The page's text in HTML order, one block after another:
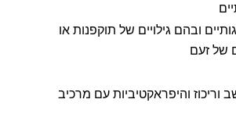
ובהם גילויים של תוקפנות או
של זעם
וריכוז והיפראקטיביות עם מרכיב